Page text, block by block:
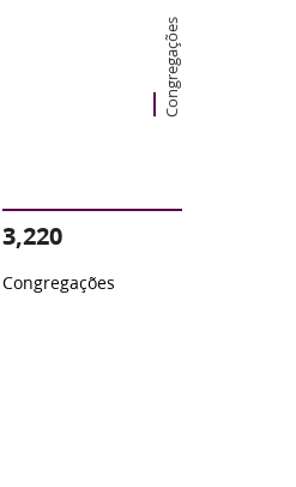
Congregações
3,220
Congregações